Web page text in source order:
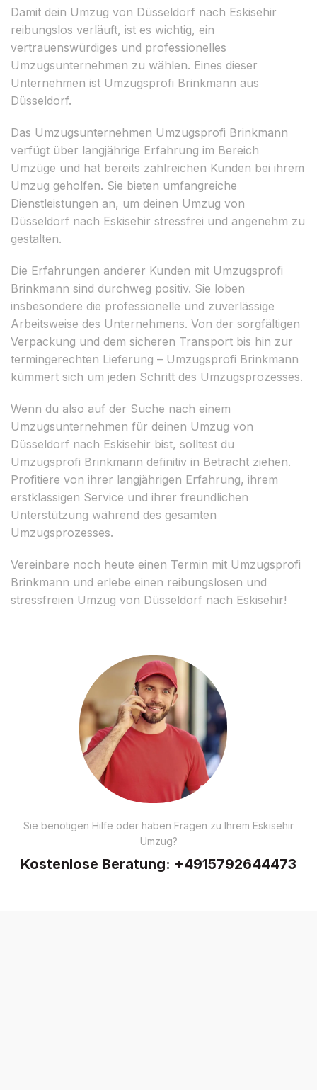
Damit dein Umzug von Düsseldorf nach Eskisehir
reibungslos verläuft, ist es wichtig, ein
vertrauenswürdiges und professionelles
Umzugsunternehmen zu wählen. Eines dieser
Unternehmen ist Umzugsprofi Brinkmann aus
Düsseldorf.
Das Umzugsunternehmen Umzugsprofi Brinkmann
verfügt über langjährige Erfahrung im Bereich
Umzüge und hat bereits zahlreichen Kunden bei ihrem
Umzug geholfen. Sie bieten umfangreiche
Dienstleistungen an, um deinen Umzug von
Düsseldorf nach Eskisehir stressfrei und angenehm zu
gestalten.
Die Erfahrungen anderer Kunden mit Umzugsprofi
Brinkmann sind durchweg positiv. Sie loben
insbesondere die professionelle und zuverlässige
Arbeitsweise des Unternehmens. Von der sorgfältigen
Verpackung und dem sicheren Transport bis hin zur
termingerechten Lieferung – Umzugsprofi Brinkmann
kümmert sich um jeden Schritt des Umzugsprozesses.
Wenn du also auf der Suche nach einem
Umzugsunternehmen für deinen Umzug von
Düsseldorf nach Eskisehir bist, solltest du
Umzugsprofi Brinkmann definitiv in Betracht ziehen.
Profitiere von ihrer langjährigen Erfahrung, ihrem
erstklassigen Service und ihrer freundlichen
Unterstützung während des gesamten
Umzugsprozesses.
Vereinbare noch heute einen Termin mit Umzugsprofi
Brinkmann und erlebe einen reibungslosen und
stressfreien Umzug von Düsseldorf nach Eskisehir!
Sie benötigen Hilfe oder haben Fragen zu Ihrem Eskisehir
Umzug?
Kostenlose Beratung: +4915792644473